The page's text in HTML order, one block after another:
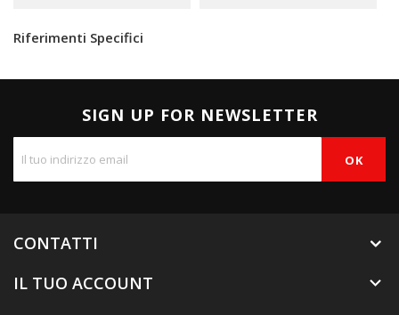
Riferimenti Specifici
SIGN UP FOR NEWSLETTER
CONTATTI
IL TUO ACCOUNT
